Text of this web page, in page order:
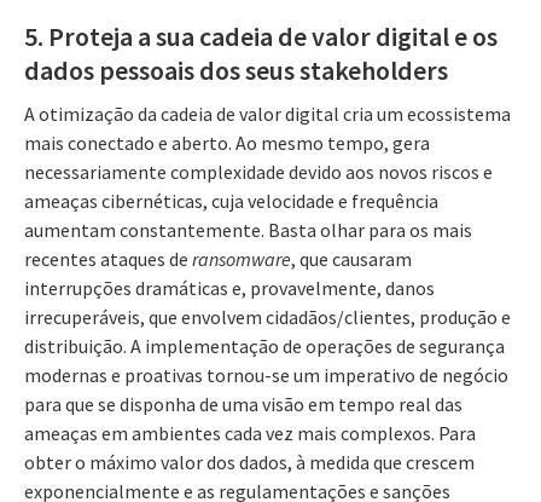
5. Proteja a sua cadeia de valor digital e os
dados pessoais dos seus stakeholders
A otimização da cadeia de valor digital cria um ecossistema
mais conectado e aberto. Ao mesmo tempo, gera
necessariamente complexidade devido aos novos riscos e
ameaças cibernéticas, cuja velocidade e frequência
aumentam constantemente. Basta olhar para os mais
recentes ataques de ransomware, que causaram
interrupções dramáticas e, provavelmente, danos
irrecuperáveis, que envolvem cidadãos/clientes, produção e
distribuição. A implementação de operações de segurança
modernas e proativas tornou-se um imperativo de negócio
para que se disponha de uma visão em tempo real das
ameaças em ambientes cada vez mais complexos. Para
obter o máximo valor dos dados, à medida que crescem
exponencialmente e as regulamentações e sanções